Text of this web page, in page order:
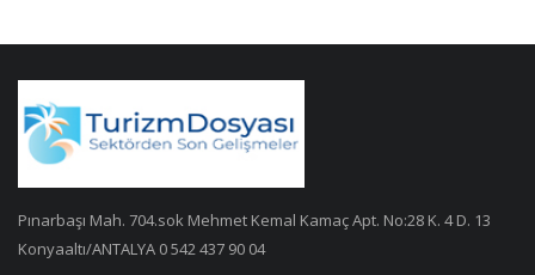
Pınarbaşı Mah. 704.sok Mehmet Kemal Kamaç Apt. No:28 K. 4 D. 13
Konyaaltı/ANTALYA 0 542 437 90 04